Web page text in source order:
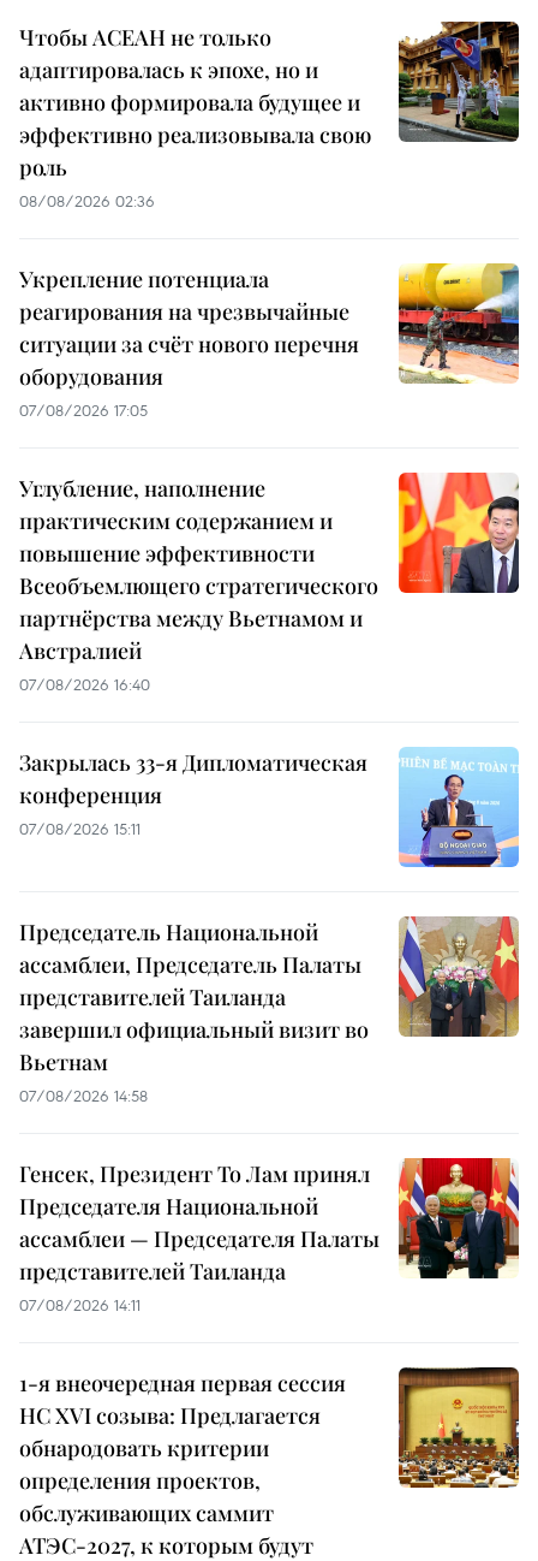
Чтобы АСЕАН не только
адаптировалась к эпохе, но и
активно формировала будущее и
эффективно реализовывала свою
роль
08/08/2026 02:36
Укрепление потенциала
реагирования на чрезвычайные
ситуации за счёт нового перечня
оборудования
07/08/2026 17:05
Углубление, наполнение
практическим содержанием и
повышение эффективности
Всеобъемлющего стратегического
партнёрства между Вьетнамом и
Австралией
07/08/2026 16:40
Закрылась 33-я Дипломатическая
конференция
07/08/2026 15:11
Председатель Национальной
ассамблеи, Председатель Палаты
представителей Таиланда
завершил официальный визит во
Вьетнам
07/08/2026 14:58
Генсек, Президент То Лам принял
Председателя Национальной
ассамблеи — Председателя Палаты
представителей Таиланда
07/08/2026 14:11
1-я внеочередная первая сессия
НС XVI созыва: Предлагается
обнародовать критерии
определения проектов,
обслуживающих саммит
АТЭС-2027, к которым будут